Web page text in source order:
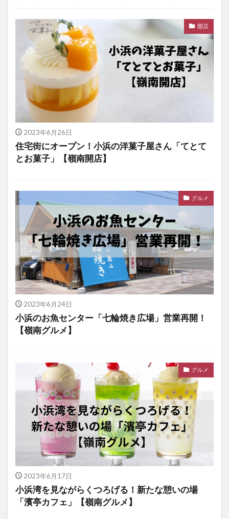
開店
2023年6月26日
住宅街にオープン！小浜の洋菓子屋さん「てとて
とお菓子」【嶺南開店】
グルメ
2023年6月24日
小浜のお魚センター「七輪焼き広場」営業再開！
【嶺南グルメ】
グルメ
2023年6月17日
小浜湾を見ながらくつろげる！新たな憩いの場
「濱亭カフェ」【嶺南グルメ】